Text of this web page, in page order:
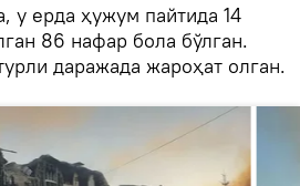
у ерда ҳужум пайтида 14
86 нафар бола бўлган.
даражада жароҳат олган.